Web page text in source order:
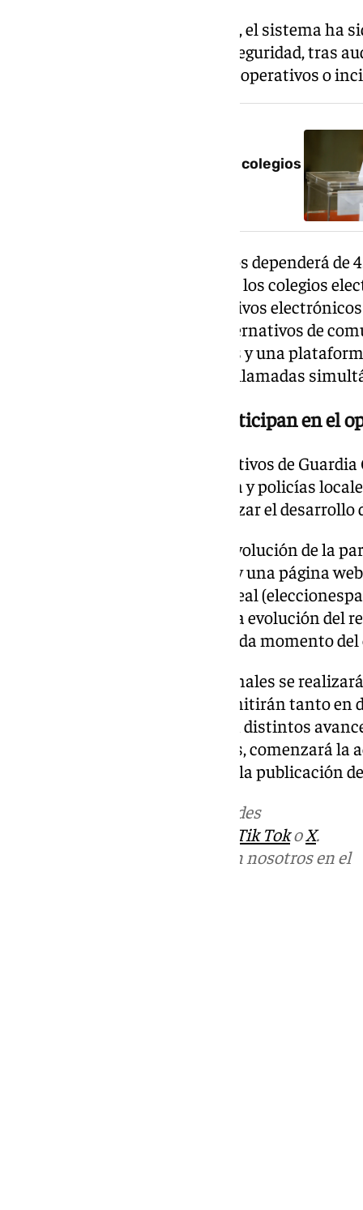
En el plano de la ciberseguridad, el sistema ha
alto del Esquema Nacional de Seguridad, tras
orientadas a minimizar riesgos operativos o
¿A qué hora abren y cierran los colegios
La transmisión de los resultados dependerá de
Administración desplegados en los colegios
información mediante dispositivos
sistema dispone de canales alternativos de
telefónica mediante operadores y una
capaz de gestionar hasta 1.500 llamadas
Más de 16.000 efectivos participan en el
En paralelo, más de 16.000 efectivos de
Adscrita a la Junta de Andalucía y policías
seguridad previsto para garantizar el
La ciudadanía podrá seguir la evolución de la
través de una aplicación móvil y una página
consultar los datos en tiempo real
plataforma permitirá conocer la evolución del
último diputado asignado en cada momento
Las comparecencias institucionales se
Difusión de Datos y se retransmitirán tanto en
Durante la jornada se ofrecerán distintos
cerrados los colegios electorales, comenzará
resultados del escrutinio hasta la publicación
en las redes
Tik TokoX.
Puedes ponerte en contacto con nosotros en el